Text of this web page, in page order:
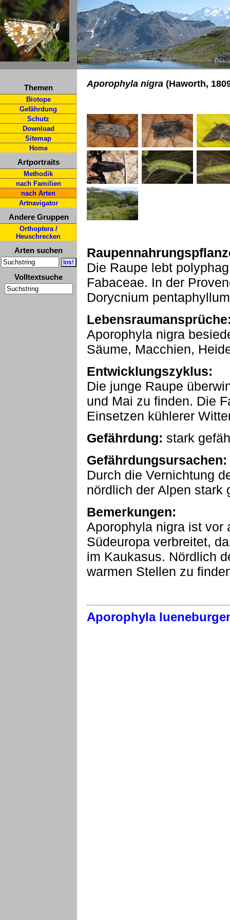
Themen
Biotope
Gefährdung
Schutz
Download
Sitemap
Home
Artportraits
Methodik
nach Familien
nach Arten
Artnavigator
Andere Gruppen
Orthoptera /
Heuschrecken
Arten suchen
Volltextsuche
Aporophyla nigra (Haworth,
Die Raupe lebt
Fabaceae. In der
Dorycnium
Aporophyla nigra
Säume, Macchien,
Entwicklungszyklus:
Die junge Raupe
und Mai zu finden. Die
Einsetzen kühlerer
Gefährdung: stark
Gefährdungsursachen:
Durch die Vernichtung
nördlich der Alpen stark
Bemerkungen:
Aporophyla nigra ist vor
Südeuropa verbreitet,
im Kaukasus. Nördlich
warmen Stellen zu
Aporophyla